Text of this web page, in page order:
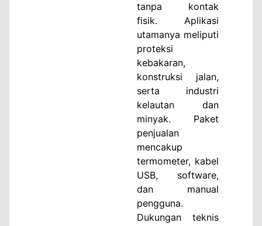
tanpa kontak
fisik. Aplikasi
utamanya meliputi
proteksi
kebakaran,
konstruksi jalan,
serta industri
kelautan dan
minyak. Paket
penjualan
mencakup
termometer, kabel
USB, software,
dan manual
pengguna.
Dukungan teknis